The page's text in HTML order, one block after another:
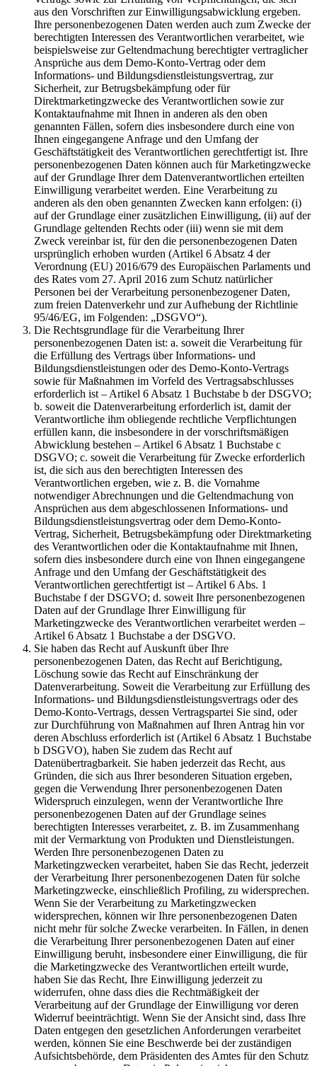
aus den Vorschriften zur Einwilligungsabwicklung ergeben.
Ihre personenbezogenen Daten werden auch zum Zwecke der
berechtigten Interessen des Verantwortlichen verarbeitet, wie
beispielsweise zur Geltendmachung berechtigter vertraglicher
Ansprüche aus dem Demo-Konto-Vertrag oder dem
Informations- und Bildungsdienstleistungsvertrag, zur
Sicherheit, zur Betrugsbekämpfung oder für
Direktmarketingzwecke des Verantwortlichen sowie zur
Kontaktaufnahme mit Ihnen in anderen als den oben
genannten Fällen, sofern dies insbesondere durch eine von
Ihnen eingegangene Anfrage und den Umfang der
Geschäftstätigkeit des Verantwortlichen gerechtfertigt ist. Ihre
personenbezogenen Daten können auch für Marketingzwecke
auf der Grundlage Ihrer dem Datenverantwortlichen erteilten
Einwilligung verarbeitet werden. Eine Verarbeitung zu
anderen als den oben genannten Zwecken kann erfolgen: (i)
auf der Grundlage einer zusätzlichen Einwilligung, (ii) auf der
Grundlage geltenden Rechts oder (iii) wenn sie mit dem
Zweck vereinbar ist, für den die personenbezogenen Daten
ursprünglich erhoben wurden (Artikel 6 Absatz 4 der
Verordnung (EU) 2016/679 des Europäischen Parlaments und
des Rates vom 27. April 2016 zum Schutz natürlicher
Personen bei der Verarbeitung personenbezogener Daten,
zum freien Datenverkehr und zur Aufhebung der Richtlinie
95/46/EG, im Folgenden: „DSGVO“).
Die Rechtsgrundlage für die Verarbeitung Ihrer
personenbezogenen Daten ist: a. soweit die Verarbeitung für
die Erfüllung des Vertrags über Informations- und
Bildungsdienstleistungen oder des Demo-Konto-Vertrags
sowie für Maßnahmen im Vorfeld des Vertragsabschlusses
erforderlich ist – Artikel 6 Absatz 1 Buchstabe b der DSGVO;
b. soweit die Datenverarbeitung erforderlich ist, damit der
Verantwortliche ihm obliegende rechtliche Verpflichtungen
erfüllen kann, die insbesondere in der vorschriftsmäßigen
Abwicklung bestehen – Artikel 6 Absatz 1 Buchstabe c
DSGVO; c. soweit die Verarbeitung für Zwecke erforderlich
ist, die sich aus den berechtigten Interessen des
Verantwortlichen ergeben, wie z. B. die Vornahme
notwendiger Abrechnungen und die Geltendmachung von
Ansprüchen aus dem abgeschlossenen Informations- und
Bildungsdienstleistungsvertrag oder dem Demo-Konto-
Vertrag, Sicherheit, Betrugsbekämpfung oder Direktmarketing
des Verantwortlichen oder die Kontaktaufnahme mit Ihnen,
sofern dies insbesondere durch eine von Ihnen eingegangene
Anfrage und den Umfang der Geschäftstätigkeit des
Verantwortlichen gerechtfertigt ist – Artikel 6 Abs. 1
Buchstabe f der DSGVO; d. soweit Ihre personenbezogenen
Daten auf der Grundlage Ihrer Einwilligung für
Marketingzwecke des Verantwortlichen verarbeitet werden –
Artikel 6 Absatz 1 Buchstabe a der DSGVO.
Sie haben das Recht auf Auskunft über Ihre
personenbezogenen Daten, das Recht auf Berichtigung,
Löschung sowie das Recht auf Einschränkung der
Datenverarbeitung. Soweit die Verarbeitung zur Erfüllung des
Informations- und Bildungsdienstleistungsvertrags oder des
Demo-Konto-Vertrags, dessen Vertragspartei Sie sind, oder
zur Durchführung von Maßnahmen auf Ihren Antrag hin vor
deren Abschluss erforderlich ist (Artikel 6 Absatz 1 Buchstabe
b DSGVO), haben Sie zudem das Recht auf
Datenübertragbarkeit. Sie haben jederzeit das Recht, aus
Gründen, die sich aus Ihrer besonderen Situation ergeben,
gegen die Verwendung Ihrer personenbezogenen Daten
Widerspruch einzulegen, wenn der Verantwortliche Ihre
personenbezogenen Daten auf der Grundlage seines
berechtigten Interesses verarbeitet, z. B. im Zusammenhang
mit der Vermarktung von Produkten und Dienstleistungen.
Werden Ihre personenbezogenen Daten zu
Marketingzwecken verarbeitet, haben Sie das Recht, jederzeit
der Verarbeitung Ihrer personenbezogenen Daten für solche
Marketingzwecke, einschließlich Profiling, zu widersprechen.
Wenn Sie der Verarbeitung zu Marketingzwecken
widersprechen, können wir Ihre personenbezogenen Daten
nicht mehr für solche Zwecke verarbeiten. In Fällen, in denen
die Verarbeitung Ihrer personenbezogenen Daten auf einer
Einwilligung beruht, insbesondere einer Einwilligung, die für
die Marketingzwecke des Verantwortlichen erteilt wurde,
haben Sie das Recht, Ihre Einwilligung jederzeit zu
widerrufen, ohne dass dies die Rechtmäßigkeit der
Verarbeitung auf der Grundlage der Einwilligung vor deren
Widerruf beeinträchtigt. Wenn Sie der Ansicht sind, dass Ihre
Daten entgegen den gesetzlichen Anforderungen verarbeitet
werden, können Sie eine Beschwerde bei der zuständigen
Aufsichtsbehörde, dem Präsidenten des Amtes für den Schutz